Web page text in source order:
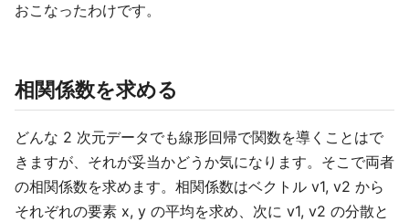
おこなったわけです。
相関係数を求める
どんな 2 次元データでも線形回帰で関数を導くことはで
きますが、それが妥当かどうか気になります。そこで両者
の相関係数を求めます。相関係数はベクトル v1, v2 から
それぞれの要素 x, y の平均を求め、次に v1, v2 の分散と